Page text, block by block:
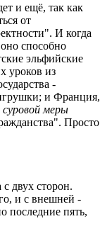
и ещё, так как
от
И когда
способно
эльфийские
уроков из
-
и Франция,
суровой меры
Просто
с двух сторон.
и с внешней -
последние пять,